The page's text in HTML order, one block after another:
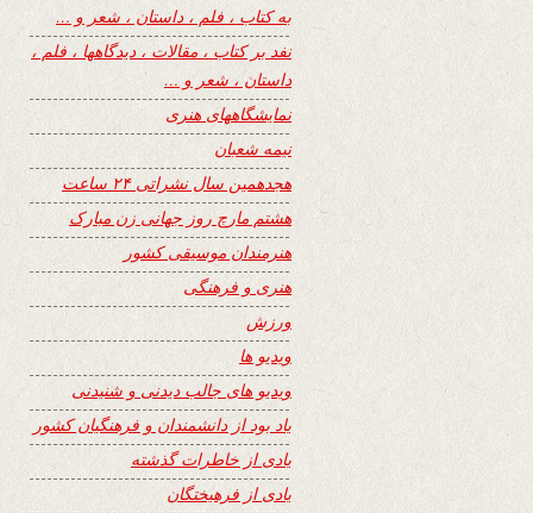
به کتاب ، فلم ، داستان ، شعر و …
نفد بر کتاب ، مقالات ، دیدگاهها ، فلم ،
داستان ، شعر و …
نمایشگاههای هنری
نیمه شعبان
هجدهمین سال نشراتی ۲۴ ساعت
هشتم مارچ روز جهانی زن مبارک
هنرمندان موسیقی کشور
هنری و فرهنگی
ورزش
ویدیو ها
ویدیو های جالب دیدنی و شنیدنی
یاد بود از دانشمندان و فرهنگیان کشور
یادی از خاطرات گذشته
یادی از فرهیختگان